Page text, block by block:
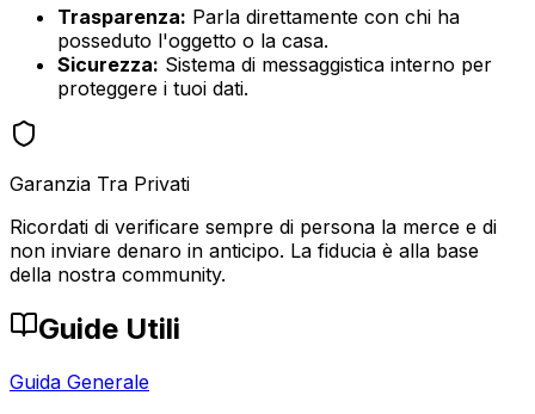
Trasparenza: Parla direttamente con chi ha
posseduto l'oggetto o la casa.
Sicurezza: Sistema di messaggistica interno per
proteggere i tuoi dati.
Garanzia Tra Privati
Ricordati di verificare sempre di persona la merce e di
non inviare denaro in anticipo. La fiducia è alla base
della nostra community.
Guide Utili
Guida Generale